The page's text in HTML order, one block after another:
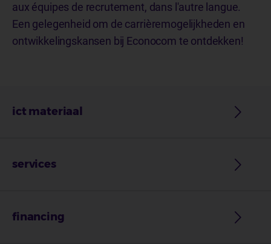
aux équipes de recrutement, dans l'autre langue.
Een gelegenheid om de carrièremogelijkheden en
ontwikkelingskansen bij Econocom te ontdekken!
ict materiaal
services
financing